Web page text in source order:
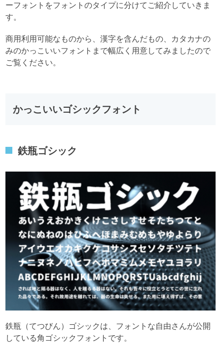
ーフォントをフォントのタイプに分けてご紹介していきま
す。
商用利用可能なものから、漢字を含んだもの、カタカナの
みのかっこいいフォントまで幅広く用意してみましたので
ご覧ください。
かっこいいゴシックフォント
鉄瓶ゴシック
鉄瓶（てつびん）ゴシックは、フォントな自由さんが公開
している角ゴシックフォントです。